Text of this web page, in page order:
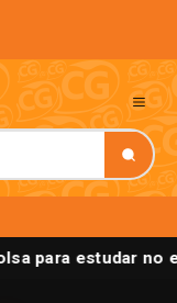
para estudar no